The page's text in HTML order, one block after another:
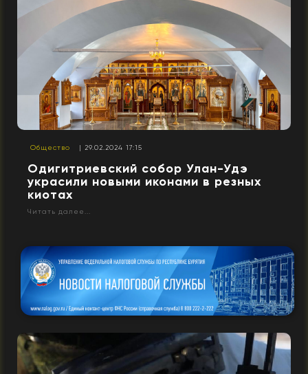
Общество | 29.02.2024 17:15
Одигитриевский собор Улан-Удэ
украсили новыми иконами в резных
киотах
Читать далее...